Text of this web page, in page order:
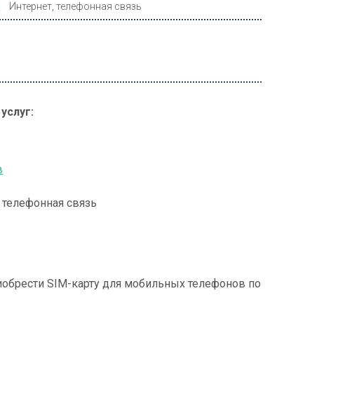
Интернет, телефонная связь
связь
SIM-карту для мобильных телефонов по